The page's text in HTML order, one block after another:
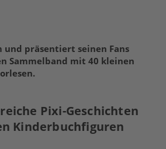
und präsentiert seinen Fans
Sammelband mit 40 kleinen
Pixi-Geschichten
Kinderbuchfiguren